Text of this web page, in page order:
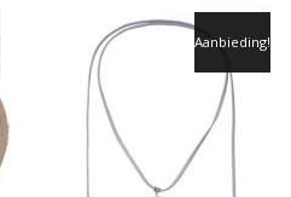
Aanbieding!